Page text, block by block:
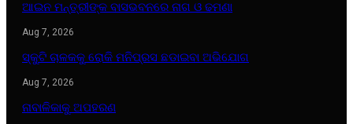
ଆଇନ ମନ୍ତ୍ରୀଙ୍କ ବାସଭବନରେ ନାଗ ଓ ଢମଣା
Aug 7, 2026
ସ୍କୁଟି ଚାଳକକୁ ରୋକି ମନିପ୍ରସ ଛଡାଇବା ଅଭିଯୋଗ
Aug 7, 2026
ନାବାଳିକାକୁ ଅପହରଣ